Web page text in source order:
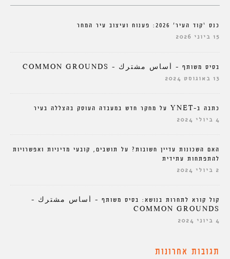
כנס ‘קוד העיר’ 2026: פענוח ועיצוב עיר המחר
15 ביוני 2026
בסיס משותף – أساس مشترك – COMMON GROUNDS
13 באוגוסט 2024
כתבה ב-YNET על מחקר חדש במעבדה העוסק בהצללה בעיר
4 ביולי 2024
האם השכונות עדיין חשובות? על תושבים, קובעי מדיניות ואפשרויות
להתפתחות עתידית
2 ביולי 2024
קול קורא לתחרות בנושא: בסיס משותף – أساس مشترك –
COMMON GROUNDS
4 ביוני 2024
תגובות אחרונות